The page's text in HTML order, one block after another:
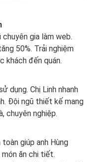
chuyên gia làm web.
50%. Trải nghiệm
khách đến quán.
dụng. Chị Linh nhanh
Đội ngũ thiết kế mang
chuyên nghiệp.
giúp anh Hùng
ăn chi tiết.